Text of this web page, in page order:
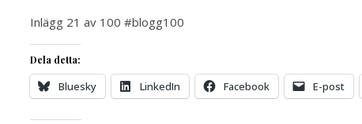
Inlägg 21 av 100 #blogg100
Dela detta:
Bluesky LinkedIn Facebook E-post